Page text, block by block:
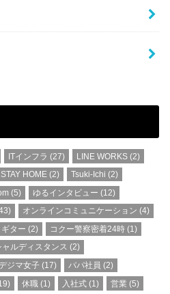
ITインフラ (27) LINE WORKS (2)
STAY HOME(2) Tsuki-Ichi (2)
(5) ゆるインタビュー (12)
オンラインコミュニケーション (4)
ギター (2) コクー警察密着24時 (1)
ャルディスタンス (2)
デジマ女子(17) パパ社員 (2)
休職 (1) 入社式 (1) 営業 (5)